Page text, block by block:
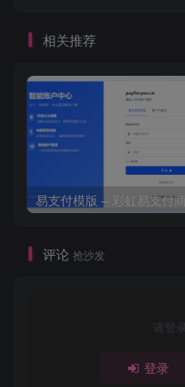
相关推荐
评论 抢沙发
请登
登录